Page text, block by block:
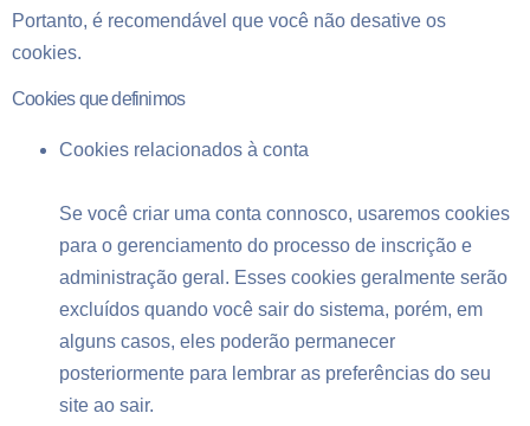
Portanto, é recomendável que você não desative os
cookies.
Cookies que definimos
Cookies relacionados à conta
Se você criar uma conta connosco, usaremos cookies
para o gerenciamento do processo de inscrição e
administração geral. Esses cookies geralmente serão
excluídos quando você sair do sistema, porém, em
alguns casos, eles poderão permanecer
posteriormente para lembrar as preferências do seu
site ao sair.